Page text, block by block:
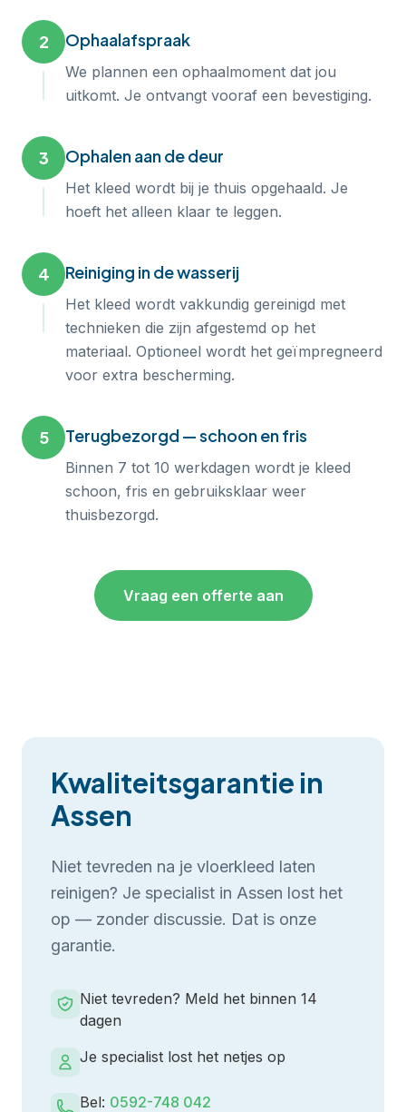
2 Ophaalafspraak
We plannen een ophaalmoment dat jou
uitkomt. Je ontvangt vooraf een bevestiging.
3 Ophalen aan de deur
Het kleed wordt bij je thuis opgehaald. Je
hoeft het alleen klaar te leggen.
4 Reiniging in de wasserij
Het kleed wordt vakkundig gereinigd met
technieken die zijn afgestemd op het
materiaal. Optioneel wordt het geïmpregneerd
voor extra bescherming.
5 Terugbezorgd — schoon en fris
Binnen 7 tot 10 werkdagen wordt je kleed
schoon, fris en gebruiksklaar weer
thuisbezorgd.
Vraag een offerte aan
Kwaliteitsgarantie in
Assen
Niet tevreden na je vloerkleed laten
reinigen? Je specialist in Assen lost het
op — zonder discussie. Dat is onze
garantie.
Niet tevreden? Meld het binnen 14
dagen
Je specialist lost het netjes op
Bel: 0592-748 042